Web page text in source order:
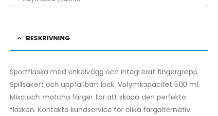
BESKRIVNING
Sportflaska med enkelvägg och integrerat fingergrepp.
Spillsäkert och uppfällbart lock. Volymkapacitet 500 ml.
Mixa och matcha färger för att skapa den perfekta
flaskan. Kontakta kundservice för olika färgalternativ.